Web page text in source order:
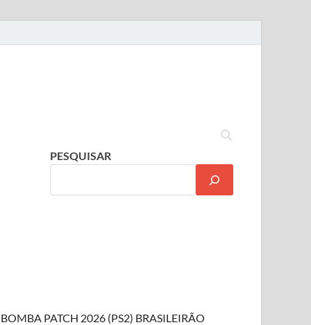
PESQUISAR
BOMBA PATCH 2026 (PS2) BRASILEIRÃO